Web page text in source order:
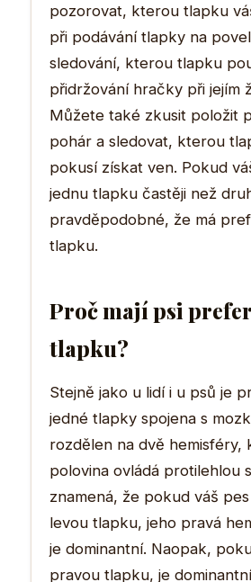
pozorovat, kterou tlapku
při podávání tlapky na
sledování, kterou tlapku
přidržování hračky při jejím
Můžete také zkusit položit
pohár a sledovat, kterou
pokusí získat ven. Pokud
jednu tlapku častěji než
pravděpodobné, že má
tlapku.
Proč mají psi
tlapku?
Stejně jako u lidí i u psů je
jedné tlapky spojena s
rozdělen na dvě hemisféry,
polovina ovládá protilehlou
znamená, že pokud váš
levou tlapku, jeho pravá
je dominantní. Naopak,
pravou tlapku, je